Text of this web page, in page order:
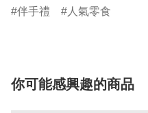
伴手禮 人氣零食
你可能感興趣的商品